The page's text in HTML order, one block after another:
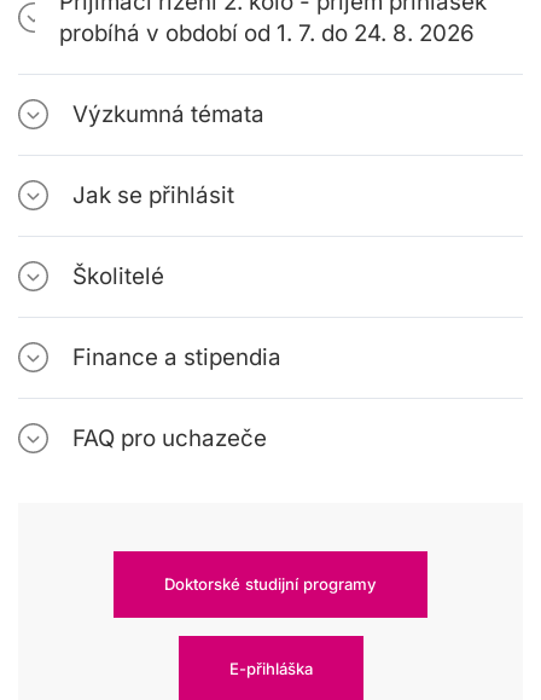
probíhá v období od 1. 7. do 24. 8. 2026
Výzkumná témata
Jak se přihlásit
Školitelé
Finance a stipendia
FAQ pro uchazeče
Doktorské studijní programy
E-přihláška